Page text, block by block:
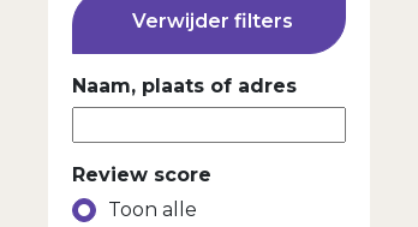
Verwijder filters
Naam, plaats of adres
Review score
Toon alle